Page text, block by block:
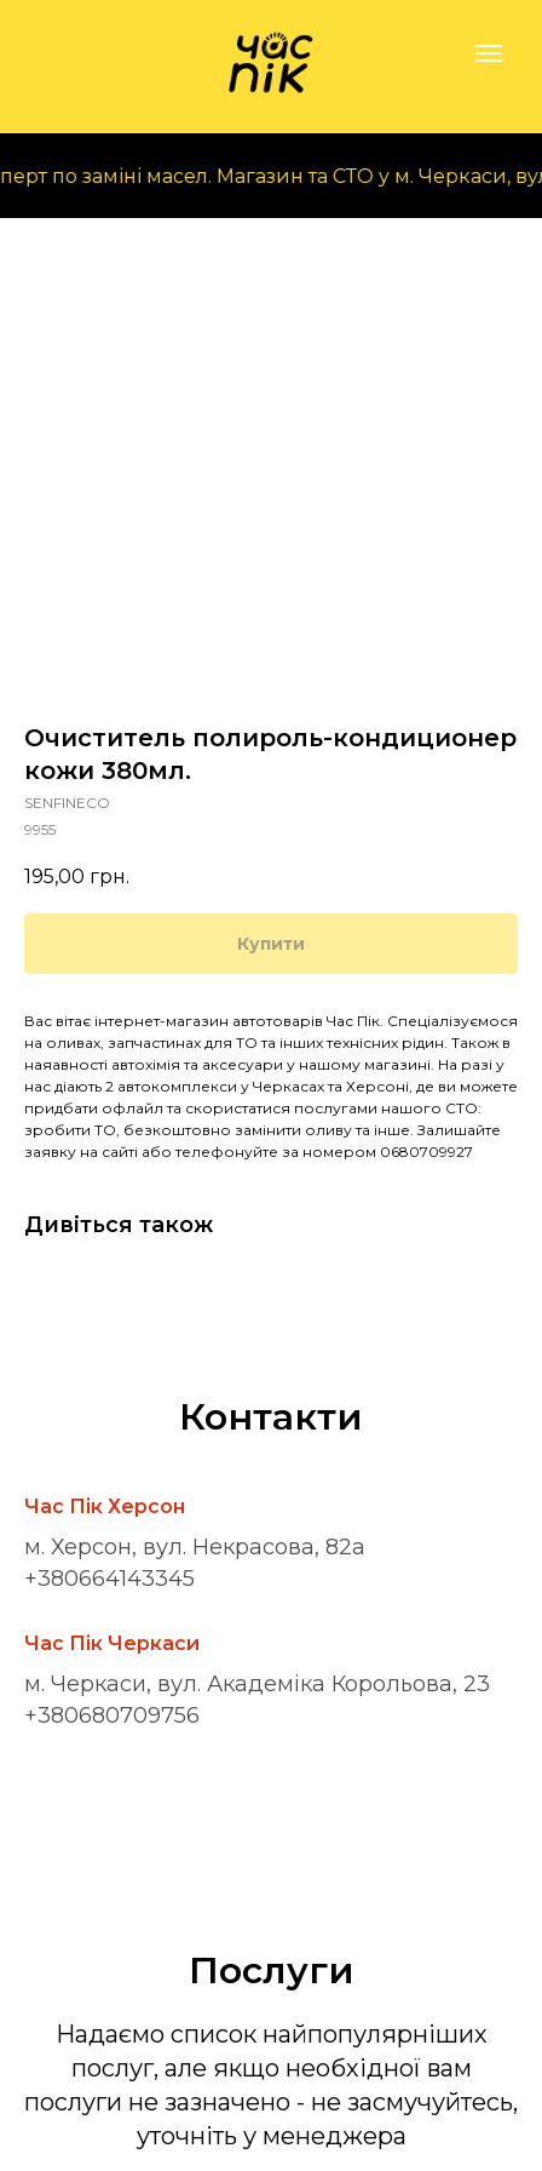
по заміні масел. Магазин та СТО у м. Черкаси,
Очиститель полироль-кондиционер
кожи 380мл.
SENFINECO
9955
195,00 грн.
Купити
Вас вітає інтернет-магазин автотоварів Час Пік. Спеціалізуємося
на оливах, запчастинах для ТО та інших технісних рідин. Також в
наяавності автохімія та аксесуари у нашому магазині. На разі у
нас діають 2 автокомплекси у Черкасах та Херсоні, де ви можете
придбати офлайл та скористатися послугами нашого СТО:
зробити ТО, безкоштовно замінити оливу та інше. Залишайте
заявку на сайті або телефонуйте за номером 0680709927
Дивіться також
Контакти
Час Пік Херсон
м. Херсон, вул. Некрасова, 82а
+380664143345
Час Пік Черкаси
м. Черкаси, вул. Академіка Корольова, 23
+380680709756
Послуги
Надаємо список найпопулярніших
послуг, але якщо необхідної вам
послуги не зазначено - не засмучуйтесь,
уточніть у менеджера